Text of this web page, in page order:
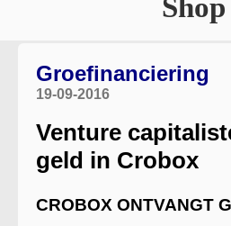
Shop
Groefinanciering
19-09-2016
Venture
geld in Crobox
CROBOX ONTVANGT